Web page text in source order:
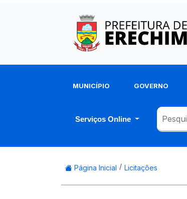
MUNICÍPIO GOVERNO
Serviços Online
Página Inicial Licitações